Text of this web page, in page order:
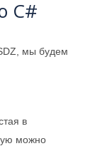
C#
мы будем
в
можно